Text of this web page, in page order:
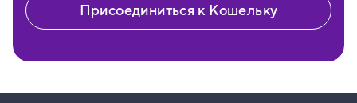
Присоединиться к Кошельку